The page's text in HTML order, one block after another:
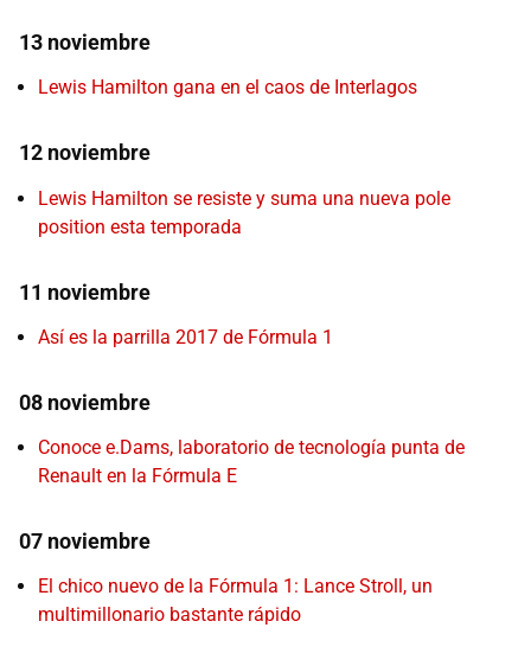
13 noviembre
Lewis Hamilton gana en el caos de Interlagos
12 noviembre
Lewis Hamilton se resiste y suma una nueva pole
position esta temporada
11 noviembre
Así es la parrilla 2017 de Fórmula 1
08 noviembre
Conoce e.Dams, laboratorio de tecnología punta de
Renault en la Fórmula E
07 noviembre
El chico nuevo de la Fórmula 1: Lance Stroll, un
multimillonario bastante rápido